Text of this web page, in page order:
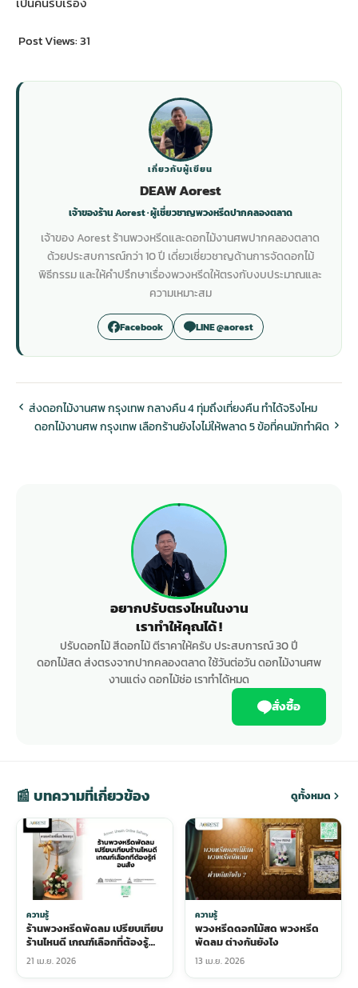
Post Views:31
เกี่ยวกับผู้เขียน
DEAW Aorest
เจ้าของร้าน Aorest · ผู้เชี่ยวชาญพวงหรีดปากคลองตลาด
เจ้าของ Aorest ร้านพวงหรีดและดอกไม้งานศพปากคลองตลาด
ด้วยประสบการณ์กว่า 10 ปี เดี่ยวเชี่ยวชาญด้านการจัดดอกไม้
พิธีกรรม และให้คำปรึกษาเรื่องพวงหรีดให้ตรงกับงบประมาณและ
ความเหมาะสม
Facebook LINE @aorest
ส่งดอกไม้งานศพ กรุงเทพ กลางคืน 4 ทุ่มถึงเที่ยงคืน ทำได้จริงไหม
ดอกไม้งานศพ กรุงเทพ เลือกร้านยังไงไม่ให้พลาด 5 ข้อที่คนมักทำผิด
อยากปรับตรงไหนในงาน
เราทำให้คุณได้ !
ปรับดอกไม้ สีดอกไม้ ตีราคาให้ครับ ประสบการณ์ 30 ปี
ดอกไม้สด ส่งตรงจากปากคลองตลาด ใช้วันต่อวัน ดอกไม้งานศพ
งานแต่ง ดอกไม้ช่อ เราทำได้หมด
สั่งซื้อ
📰 บทความที่เกี่ยวข้อง ดูทั้งหมด
ความรู้
ร้านพวงหรีดพัดลม เปรียบเทียบ
ร้านไหนดี เกณฑ์เลือกที่ต้องรู้
ก่อนสั่ง
21 เม.ย. 2026
ความรู้
พวงหรีดดอกไม้สด พวงหรีด
พัดลม ต่างกันยังไง
13 เม.ย. 2026